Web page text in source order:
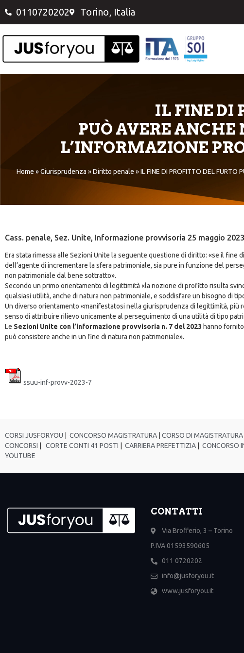
0110720202 Torino, Italia
IL FINE DI
PUÒ AVERE
L’INFORMAZIONE
Home »Giurisprudenza »Diritto penale »IL FINE DI PROFITTO DEL FURTO
Cass. penale, Sez. Unite, Informazione provvisoria 25 maggio
Era stata rimessa alle Sezioni Unite la seguente questione di diritto: «se il
dell’agente di incrementare la sfera patrimoniale, sia pure in funzione del
non patrimoniale dal bene sottratto».
Secondo un primo orientamento di legittimità «la nozione di profitto risulta
qualsiasi utilità, anche di natura non patrimoniale, e soddisfare un bisogno di
Un diverso orientamento «manifestatosi nella giurisprudenza di legittimità,
senso di attribuire rilievo unicamente al perseguimento di una utilità di tipo
Le Sezioni Unite con l’informazione provvisoria n. 7 del 2023 hanno
può consistere anche in un fine di natura non patrimoniale».
ssuu-inf-provv-2023-7
CORSI JUSFORYOU CONCORSO MAGISTRATURA CORSO DI MAGISTRATURA
CONCORSI
CORTE CONTI 41 POSTI CARRIERA PREFETTIZIA CONCORSO
YOUTUBE
CONTATTI
Via Brofferio, 3 – Torino
P.IVA 01593590605
011 0720202
info@jusforyou.it
www.jusforyou.it